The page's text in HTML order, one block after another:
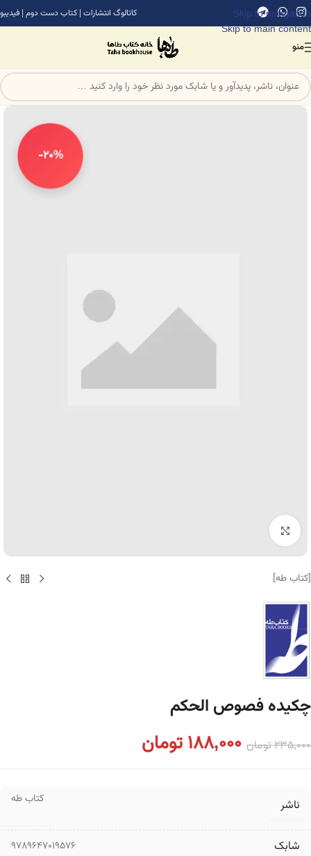
Skip to navigation
Skip to main content
کاتالوگ انتشارات | کتاب دست دوم | فیدیبو
منو
-20%
برای بزرگنمایی کلیک کنید
[کتاب طه]
چکیده فصوص الحکم
235,000تومان 188,000تومان
ناشر کتاب طه
شابک 9789647019576